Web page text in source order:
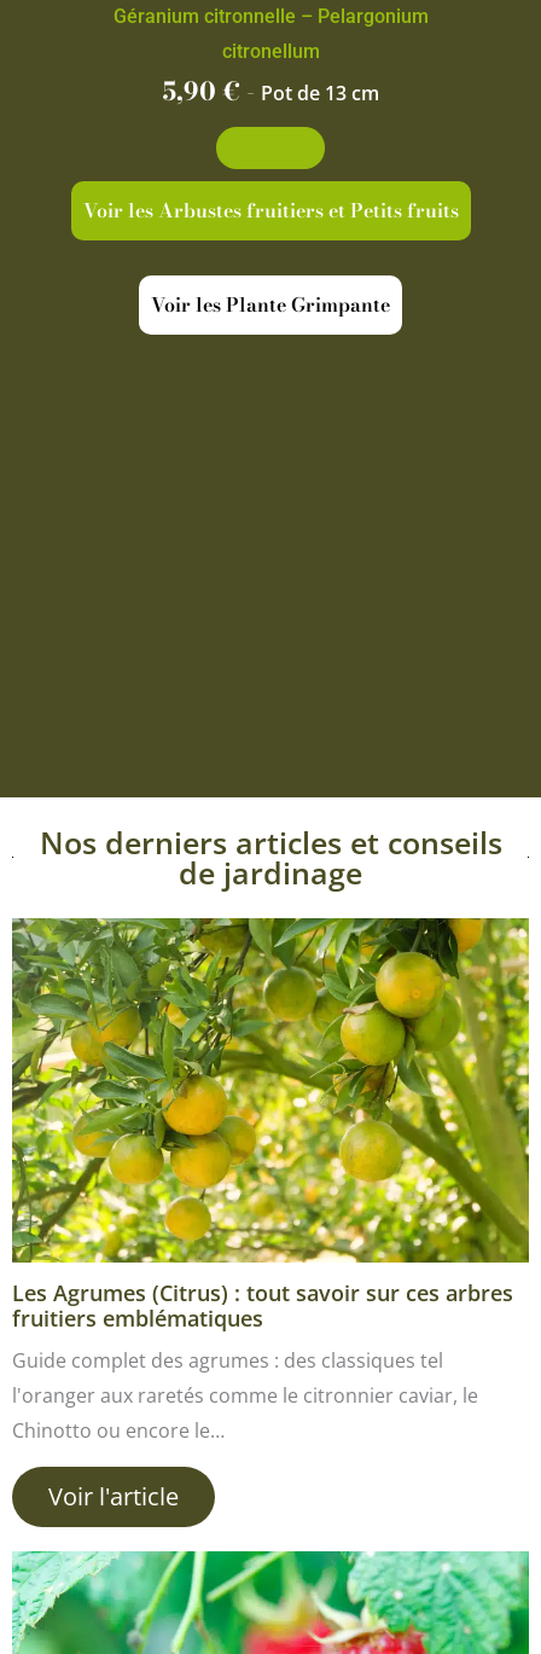
Géranium citronnelle – Pelargonium
citronellum
5,90€ - Pot de 13 cm
Voir les Arbustes fruitiers et Petits fruits
Voir les Plante Grimpante
Nos derniers articles et conseils
de jardinage
Les Agrumes (Citrus) : tout savoir sur ces arbres
fruitiers emblématiques
Guide complet des agrumes : des classiques tel
l'oranger aux raretés comme le citronnier caviar, le
Chinotto ou encore le…
Voir l'article